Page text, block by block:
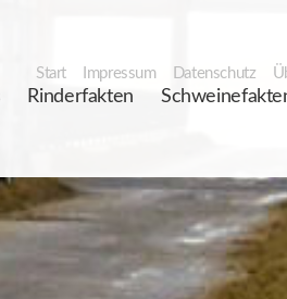
Start Impressum Datenschutz
Rinderfakten